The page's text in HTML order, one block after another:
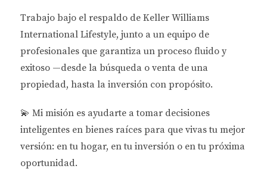
venderse hasta un 10% más que sus contrapartes
Comunidades Resilientes
Las comunidades resilientes son aquellas diseñadas
para adaptarse y recuperarse rápidamente ante
desastres naturales y cambios climáticos. En Florida,
donde huracanes y tormentas son comunes, esta
tendencia se vuelve aún más crucial. Los
Trabajo bajo el respaldo de Keller Williams
International Lifestyle, junto a un equipo de
profesionales que garantiza un proceso fluido y
exitoso —desde la búsqueda o venta de una
propiedad, hasta la inversión con propósito.
💫 Mi misión es ayudarte a tomar decisiones
inteligentes en bienes raíces para que vivas tu mejor
versión: en tu hogar, en tu inversión o en tu próxima
oportunidad.